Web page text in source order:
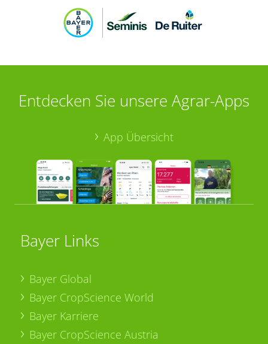
Entdecken Sie unsere Agrar-Apps
App Übersicht
Bayer Links
Bayer Global
Bayer CropScience World
Bayer Karriere
Bayer CropScience Austria